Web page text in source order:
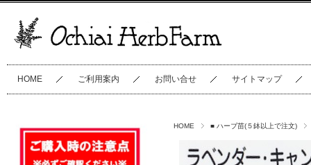
HOME ご利用案内 お問い合せ サイトマップ
HOME ■ ハーブ苗(５鉢以上で注文)